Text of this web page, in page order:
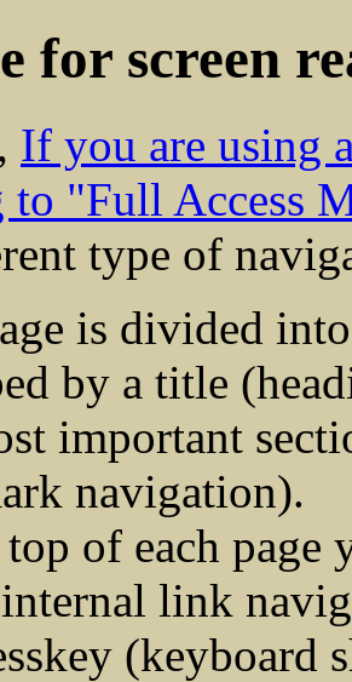
for screen
If you are using
to "Full Access
type of
is divided
by a title
important
navigation).
top of each
link
(keyboard